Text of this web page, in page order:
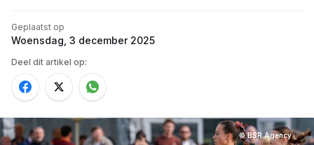
Geplaatst op
Woensdag, 3 december 2025
Deel dit artikel op:
© BSR Agency